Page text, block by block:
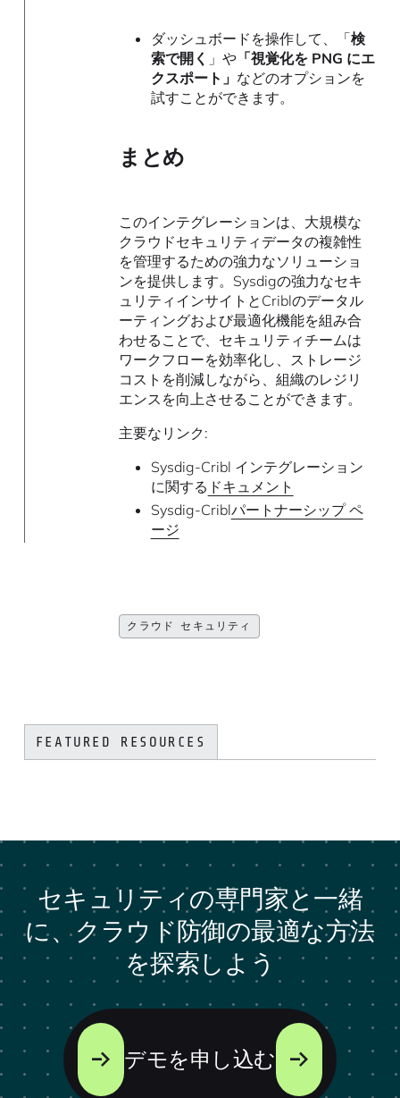
ダッシュボードを操作して、「検
索で開く 」や「視覚化を PNG にエ
クスポート」 などのオプションを
試すことができます。
まとめ
このインテグレーションは、大規模な
クラウドセキュリティデータの複雑性
を管理するための強力なソリューショ
ンを提供します。Sysdigの強力なセキ
ュリティインサイトとCriblのデータル
ーティングおよび最適化機能を組み合
わせることで、セキュリティチームは
ワークフローを効率化し、ストレージ
コストを削減しながら、組織のレジリ
エンスを向上させることができます。
主要なリンク:
Sysdig-Cribl インテグレーション
に関する ドキュメント
Sysdig-Criblパートナーシップ ペ
ージ
クラウド セキュリティ
FEATURED RESOURCES
セキュリティの専門家と一緒
に、クラウド防御の最適な方法
を探索しよう
デモを申し込む